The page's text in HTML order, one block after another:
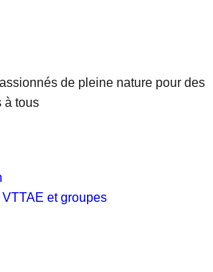
de pleine nature pour des
à tous
et groupes